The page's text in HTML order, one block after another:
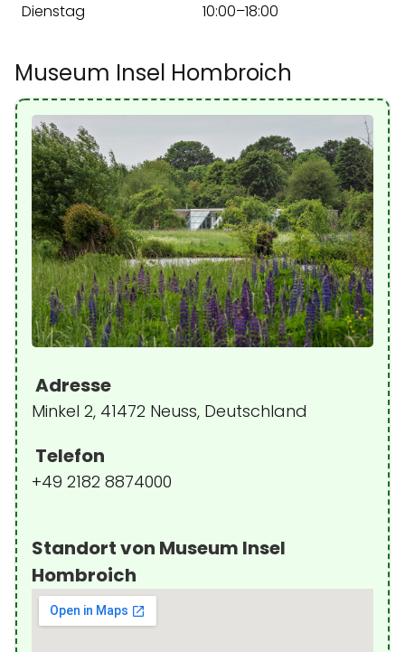
Dienstag
10:00–18:00
Museum Insel Hombroich
Adresse
Minkel 2, 41472 Neuss, Deutschland
Telefon
+49 2182 8874000
Standort von Museum Insel
Hombroich